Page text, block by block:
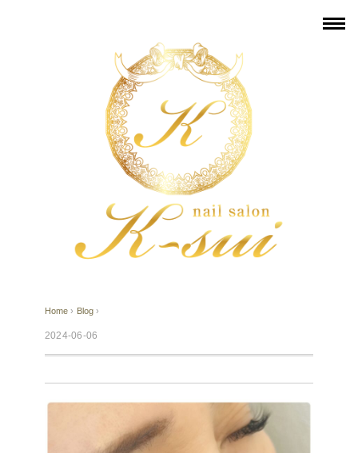
Home › Blog ›
2024-06-06